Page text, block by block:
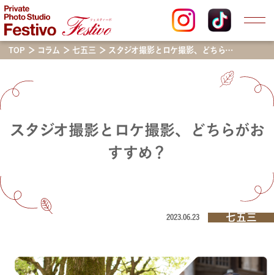
TOP コラム 七五三 スタジオ撮影とロケ撮影、どちらがおすすめ？
スタジオ撮影とロケ撮影、どちらがお
すすめ？
2023.06.23 七五三